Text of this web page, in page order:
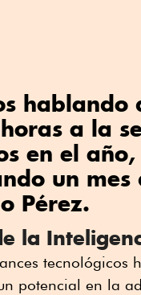
a la
en el
un
Pérez.
la
tecnológicos
potencial en la